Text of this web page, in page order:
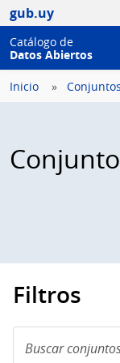
gub.uy
Catálogo de
Datos Abiertos
Inicio
Filtros
conjuntos